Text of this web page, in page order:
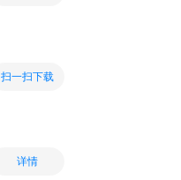
扫一扫下载
详情